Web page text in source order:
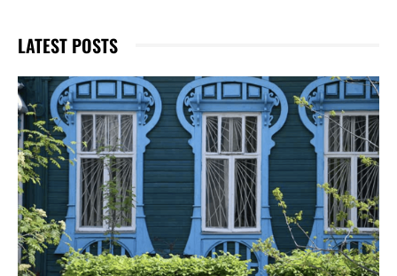
LATEST POSTS